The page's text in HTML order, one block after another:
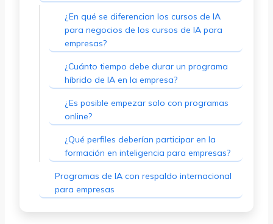
¿En qué se diferencian los cursos de IA
para negocios de los cursos de IA para
empresas?
¿Cuánto tiempo debe durar un programa
híbrido de IA en la empresa?
¿Es posible empezar solo con programas
online?
¿Qué perfiles deberían participar en la
formación en inteligencia para empresas?
Programas de IA con respaldo internacional
para empresas